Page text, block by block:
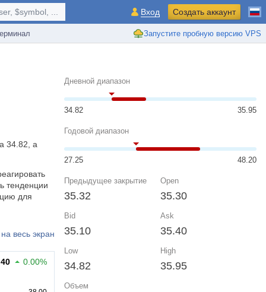
Запустите пробную версию VPS
$symbol, ... Вход Создать аккаунт
34.82, а
тенденции
для
весь экран
0.00%
Дневной диапазон
34.82 35.95
Годовой диапазон
27.25 48.20
Предыдущее закрытие
35.32
Open
35.30
Bid
35.10
Ask
35.40
Low
34.82
High
35.95
Объем